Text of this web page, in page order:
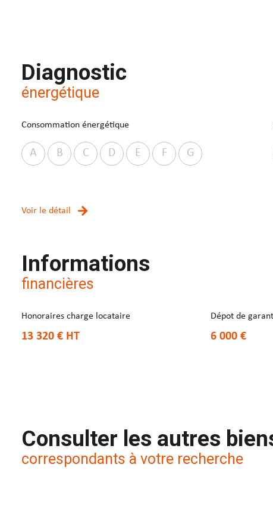
Diagnostic
énergétique
Consommation énergétique
A B C D E F G
Voir le détail
Informations
financières
Honoraires charge locataire
13 320 € HT
Dépot de
6 000 €
Consulter les autres
correspondants à votre recherche